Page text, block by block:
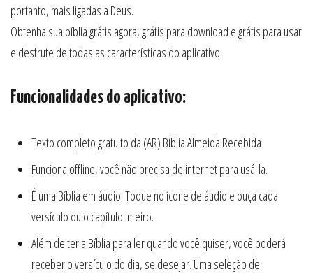
portanto, mais ligadas a Deus.
Obtenha sua bíblia grátis agora, grátis para download e grátis para usar
e desfrute de todas as características do aplicativo:
Funcionalidades do aplicativo:
Texto completo gratuito da (AR) Bíblia Almeida Recebida
Funciona offline, você não precisa de internet para usá-la.
É uma Bíblia em áudio. Toque no ícone de áudio e ouça cada
versículo ou o capítulo inteiro.
Além de ter a Bíblia para ler quando você quiser, você poderá
receber o versículo do dia, se desejar. Uma seleção de